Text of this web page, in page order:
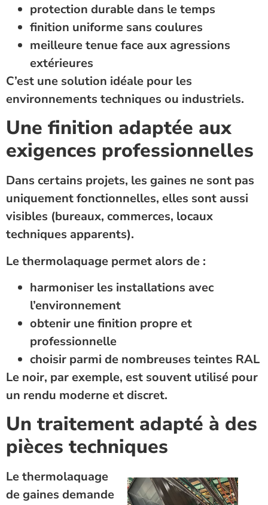
protection durable dans le temps
finition uniforme sans coulures
meilleure tenue face aux agressions
extérieures
C’est une solution idéale pour les
environnements techniques ou industriels.
Une finition adaptée aux
exigences professionnelles
Dans certains projets, les gaines ne sont pas
uniquement fonctionnelles, elles sont aussi
visibles (bureaux, commerces, locaux
techniques apparents).
Le thermolaquage permet alors de :
harmoniser les installations avec
l’environnement
obtenir une finition propre et
professionnelle
choisir parmi de nombreuses teintes RAL
Le noir, par exemple, est souvent utilisé pour
un rendu moderne et discret.
Un traitement adapté à des
pièces techniques
Le thermolaquage
de gaines demande